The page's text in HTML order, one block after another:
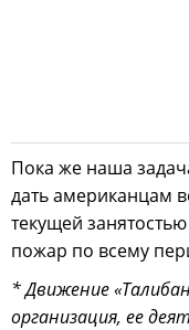
Пока же наша
дать американцам
текущей
пожар по всему
* Движение
организация, ее